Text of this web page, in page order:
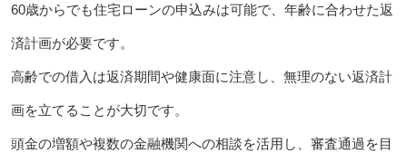
60歳からでも住宅ローンの申込みは可能で、年齢に合わせた返
済計画が必要です。
高齢での借入は返済期間や健康面に注意し、無理のない返済計
画を立てることが大切です。
頭金の増額や複数の金融機関への相談を活用し、審査通過を目